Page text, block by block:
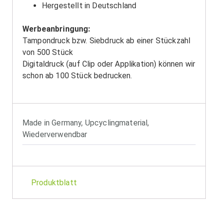
Hergestellt in Deutschland
Werbeanbringung:
Tampondruck bzw. Siebdruck ab einer Stückzahl
von 500 Stück
Digitaldruck (auf Clip oder Applikation) können wir
schon ab 100 Stück bedrucken.
Made in Germany, Upcyclingmaterial,
Wiederverwendbar
Produktblatt